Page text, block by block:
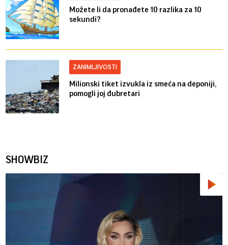
Možete li da pronađete 10 razlika za 10
sekundi?
ZANIMLJIVOSTI
Milionski tiket izvukla iz smeća na deponiji,
pomogli joj đubretari
SHOWBIZ